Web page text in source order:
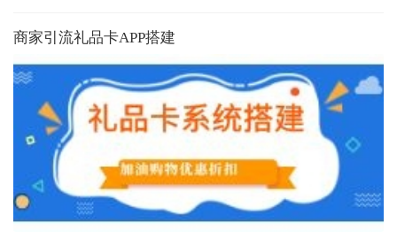
商家引流礼品卡APP搭建